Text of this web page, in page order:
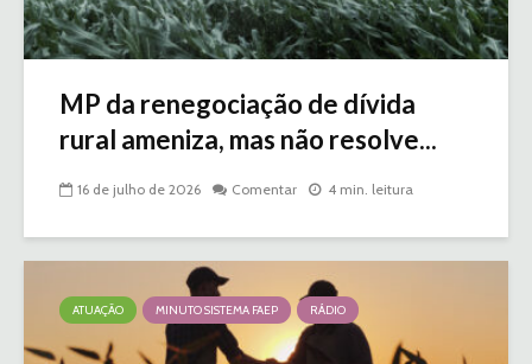
MP da renegociação de dívida
rural ameniza, mas não resolve...
16 de julho de 2026 Comentar 4 min. leitura
ATUAÇÃO MINUTO SISTEMA FAEP RÁDIO